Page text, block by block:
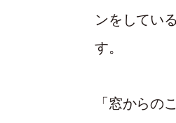
ンをしてい
す。
「窓からの